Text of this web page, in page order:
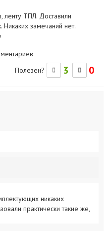
ленту ТПЛ. Доставили
Никаких замечаний нет.
Полезен?
3 0
никаких
практически такие же,